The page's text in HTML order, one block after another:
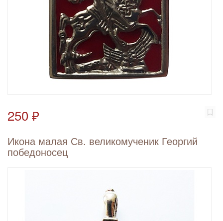
250 ₽
Икона малая Св. великомученик Георгий
победоносец